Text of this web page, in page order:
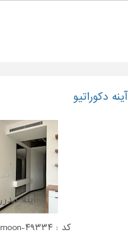
آینه دکوراتیو
کد : Sakhtemoon-۴۹۳۳۴